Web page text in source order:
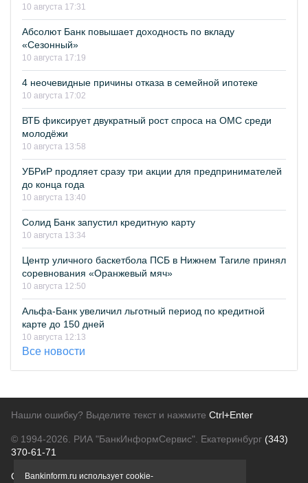
10 августа 17:31
Абсолют Банк повышает доходность по вкладу
«Сезонный»
10 августа 17:19
4 неочевидные причины отказа в семейной ипотеке
10 августа 17:02
ВТБ фиксирует двукратный рост спроса на ОМС среди
молодёжи
10 августа 13:58
УБРиР продляет сразу три акции для предпринимателей
до конца года
10 августа 13:40
Солид Банк запустил кредитную карту
10 августа 13:34
Центр уличного баскетбола ПСБ в Нижнем Тагиле принял
соревнования «Оранжевый мяч»
10 августа 12:50
Альфа-Банк увеличил льготный период по кредитной
карте до 150 дней
10 августа 12:13
Все новости
Нашли ошибку? Выделите текст и нажмите Ctrl+Enter
© 1994-2026. РИА "БанкИнформСервис". Екатеринбург (343)
370-61-71
О проектеПолитика конфиденциальности
Bankinform.ru использует cookie-